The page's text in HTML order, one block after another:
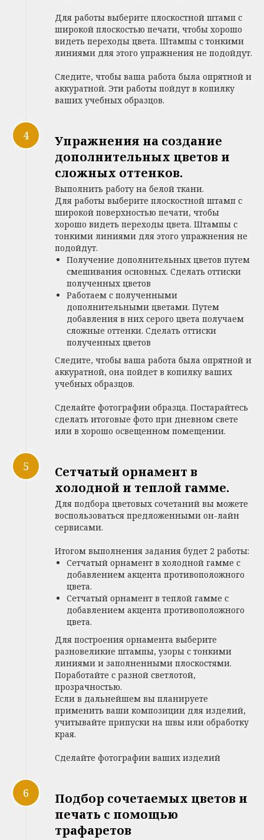
Для работы выберите плоскостной штамп с
широкой плоскостью печати, чтобы хорошо
видеть переходы цвета. Штампы с тонкими
линиями для этого упражнения не подойдут.
Следите, чтобы ваша работа была опрятной и
аккуратной. Эти работы пойдут в копилку
ваших учебных образцов.
Упражнения на создание
дополнительных цветов и
сложных оттенков.
Выполнить работу на белой ткани.
Для работы выберите плоскостной штамп с
широкой поверхностью печати, чтобы
хорошо видеть переходы цвета. Штампы с
тонкими линиями для этого упражнения не
подойдут.
Получение дополнительных цветов путем
смешивания основных. Сделать оттиски
полученных цветов
Работаем с полученными
дополнительными цветами. Путем
добавления в них серого цвета получаем
сложные оттенки. Сделать оттиски
полученных цветов
Следите, чтобы ваша работа была опрятной и
аккуратной, она пойдет в копилку ваших
учебных образцов.
Сделайте фотографии образца. Постарайтесь
сделать итоговые фото при дневном свете
или в хорошо освещенном помещении.
Сетчатый орнамент в
холодной и теплой гамме.
Для подбора цветовых сочетаний вы можете
воспользоваться предложенными он-лайн
сервисами.
Итогом выполнения задания будет 2 работы:
Сетчатый орнамент в холодной гамме с
добавлением акцента противоположного
цвета.
Сетчатый орнамент в теплой гамме с
добавлением акцента противоположного
цвета.
Для построения орнамента выберите
разновеликие штампы, узоры с тонкими
линиями и заполненными плоскостями.
Поработайте с разной светлотой,
прозрачностью.
Если в дальнейшем вы планируете
применить ваши композиции для изделий,
учитывайте припуски на швы или обработку
края.
Сделайте фотографии ваших изделий
Подбор сочетаемых цветов и
печать с помощью
трафаретов